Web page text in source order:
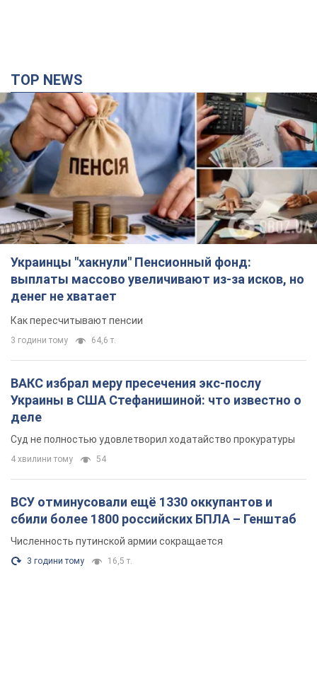
TOP NEWS
Украинцы "хакнули" Пенсионный фонд:
выплаты массово увеличивают из-за исков, но
денег не хватает
Как пересчитывают пенсии
3 години тому 64,6 т.
ВАКС избрал меру пресечения экс-послу
Украины в США Стефанишиной: что известно о
деле
Суд не полностью удовлетворил ходатайство прокуратуры
4 хвилини тому 54
ВСУ отминусовали ещё 1330 оккупантов и
сбили более 1800 российских БПЛА – Генштаб
Численность путинской армии сокращается
3 години тому 16,5 т.